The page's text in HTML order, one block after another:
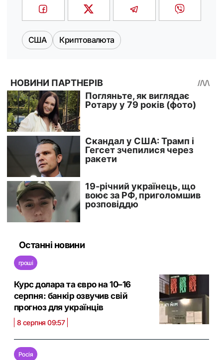
США Криптовалюта
Останні новини
гроші
Курс долара та євро на 10–16
серпня: банкір озвучив свій
прогноз для українців
8 серпня 09:57
Росія